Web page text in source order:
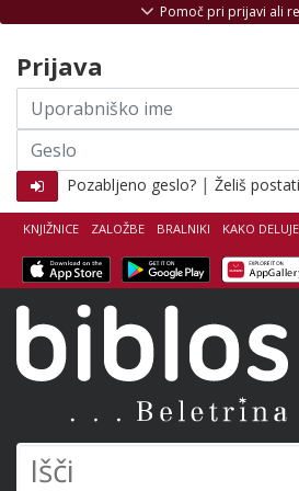
KNJIŽNICE ZALOŽBE BRALNIKI KAKO DELUJE
Pomoč pri prijavi ali
Prijava
Uporabniško
ime
Geslo
Pozabljeno geslo? | Želiš